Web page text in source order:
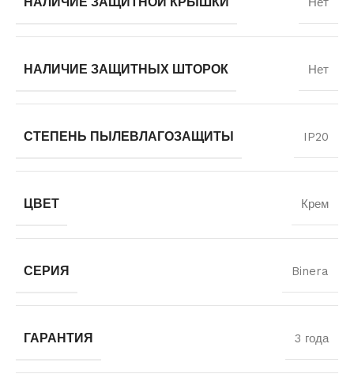
НАЛИЧИЕ ЗАЩИТНЫХ ШТОРОК Нет
СТЕПЕНЬ ПЫЛЕВЛАГОЗАЩИТЫ IP20
ЦВЕТ Крем
СЕРИЯ Binera
ГАРАНТИЯ 3 года